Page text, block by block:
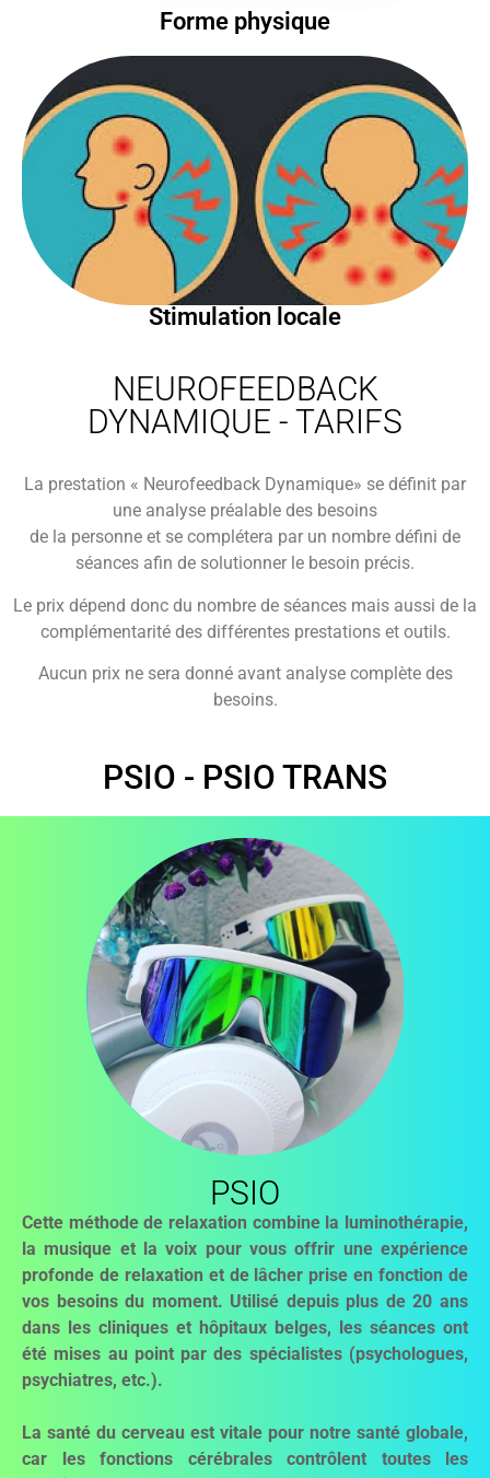
Forme physique
Stimulation locale
NEUROFEEDBACK
DYNAMIQUE - TARIFS
La prestation « Neurofeedback Dynamique» se définit par
une analyse préalable des besoins
de la personne et se complétera par un nombre défini de
séances afin de solutionner le besoin précis.
Le prix dépend donc du nombre de séances mais aussi de la
complémentarité des différentes prestations et outils.
Aucun prix ne sera donné avant analyse complète des
besoins.
PSIO - PSIO TRANS
PSIO
Cette méthode de relaxation combine la luminothérapie,
la musique et la voix pour vous offrir une expérience
profonde de relaxation et de lâcher prise en fonction de
vos besoins du moment. Utilisé depuis plus de 20 ans
dans les cliniques et hôpitaux belges, les séances ont
été mises au point par des spécialistes (psychologues,
psychiatres, etc.).
La santé du cerveau est vitale pour notre santé globale,
car les fonctions cérébrales contrôlent toutes les